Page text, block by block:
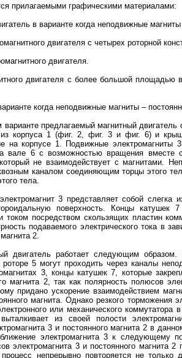
прилагаемыми графическими материалами:
в варианте когда неподвижные
двигателя с четырех роторной
двигателя.
двигателя с более большой
когда неподвижные магниты –
предлагаемый магнитный двигатель
корпуса 1 (фиг. 2, фиг. 3 и фиг. 6) и
на корпусе 1. Подвижные
вале 6 с возможностью вращения
не взаимодействует с магнитами.
каналом соединяющим торцы этого
тела.
3 представляет собой слегка
поверхность. Концы катушек
током посредством скользящих пластин
подаваемого электрического тока в
2.
двигатель работает следующим
5 могут проходить через каналы
3, концы катушек 7, которые
магнита 2, так как полярность полюсов
придано ускорение взаимодействием
магнита. Однако резкого торможения
или механического коммутатора
из своей полости
3 и постоянного магнита 2 в
электромагнита 3 к следующему
электромагнита 3 и постоянного магнита
непрерывно повторяется не